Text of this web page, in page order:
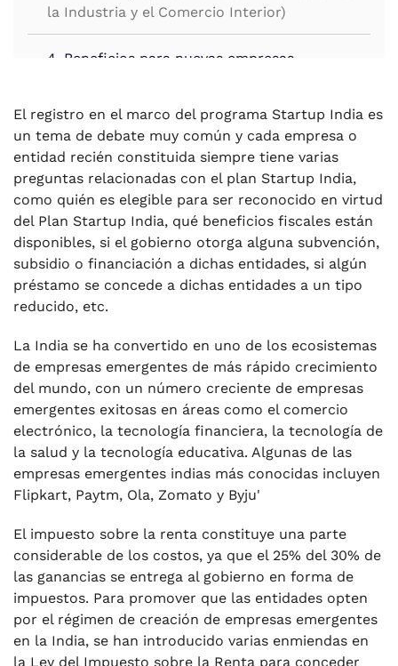
la Industria y el Comercio Interior)
4. Beneficios para nuevas empresas
El registro en el marco del programa Startup India es
un tema de debate muy común y cada empresa o
entidad recién constituida siempre tiene varias
preguntas relacionadas con el plan Startup India,
como quién es elegible para ser reconocido en virtud
del Plan Startup India, qué beneficios fiscales están
disponibles, si el gobierno otorga alguna subvención,
subsidio o financiación a dichas entidades, si algún
préstamo se concede a dichas entidades a un tipo
reducido, etc.
La India se ha convertido en uno de los ecosistemas
de empresas emergentes de más rápido crecimiento
del mundo, con un número creciente de empresas
emergentes exitosas en áreas como el comercio
electrónico, la tecnología financiera, la tecnología de
la salud y la tecnología educativa. Algunas de las
empresas emergentes indias más conocidas incluyen
Flipkart, Paytm, Ola, Zomato y Byju'
El impuesto sobre la renta constituye una parte
considerable de los costos, ya que el 25% del 30% de
las ganancias se entrega al gobierno en forma de
impuestos. Para promover que las entidades opten
por el régimen de creación de empresas emergentes
en la India, se han introducido varias enmiendas en
la Ley del Impuesto sobre la Renta para conceder